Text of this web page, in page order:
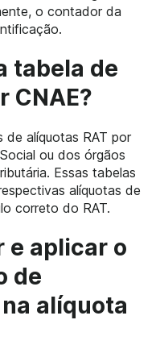
o contador da
tabela de
CNAE?
alíquotas RAT por
ou dos órgãos
Essas tabelas
alíquotas de
correto do RAT.
e aplicar o
de
alíquota